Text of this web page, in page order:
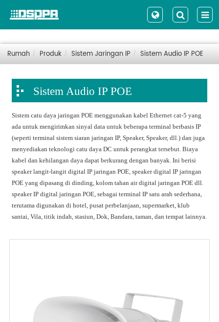
Rumah Produk Sistem Jaringan IP Sistem Audio IP POE
Sistem Audio IP POE
Sistem catu daya jaringan POE menggunakan kabel Ethernet cat-5 yang
ada untuk mengirimkan sinyal data untuk beberapa terminal berbasis IP
(seperti terminal sistem siaran jaringan IP, Speaker, Speaker, dll.) dan juga
menyediakan teknologi catu daya DC untuk perangkat tersebut. Biaya
kabel dan kehilangan daya dapat berkurang dengan banyak. Ini berisi
speaker langit-langit digital IP jaringan POE, speaker digital IP jaringan
POE yang dipasang di dinding, kolom tahan air digital jaringan POE dll.
speaker IP digital jaringan POE, sebagai terminal IP satu arah sederhana,
terutama digunakan di hotel, pusat perbelanjaan, supermarket, klub
santai, Vila, titik indah, stasiun, Dok, Bandara, taman, dan tempat lainnya.